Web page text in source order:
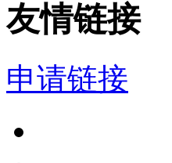
友情链接
申请链接